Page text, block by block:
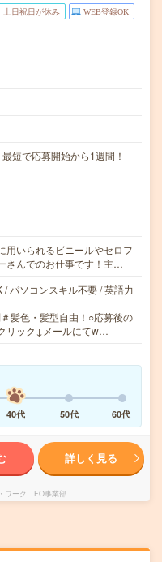
土日祝日が休み WEB登録OK
短で応募開始から1週間！
用いられるビニールやセロフ
さんでのお仕事です！主…
パソコンスキル不要 / 英語力
髪色・髪型自由！○応募後の
リック↓メールにてw…
40代 50代 60代
詳しく見る
ワーク FO事業部